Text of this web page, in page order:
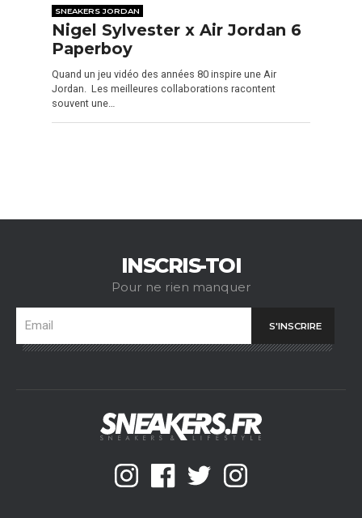
SNEAKERS JORDAN
Nigel Sylvester x Air Jordan 6
Paperboy
Quand un jeu vidéo des années 80 inspire une Air
Jordan. Les meilleures collaborations racontent
souvent une…
INSCRIS-TOI
Pour ne rien manquer